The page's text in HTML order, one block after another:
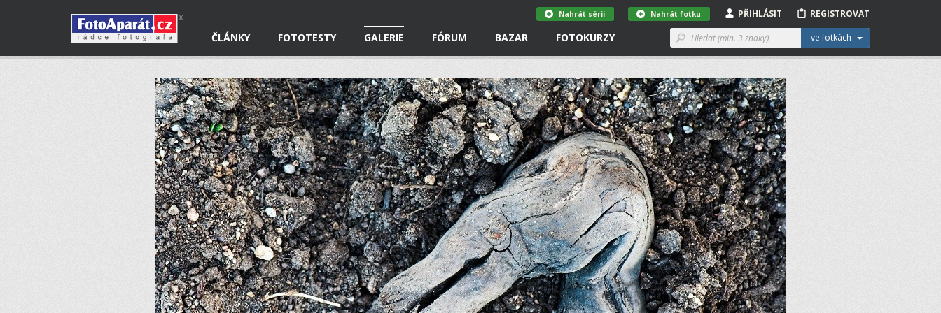
ČLÁNKY FOTOTESTY GALERIE FÓRUM BAZAR FOTOKURZY ve fotkách
REGISTROVAT
PŘIHLÁSIT
Nahrát fotku
Nahrát sérii